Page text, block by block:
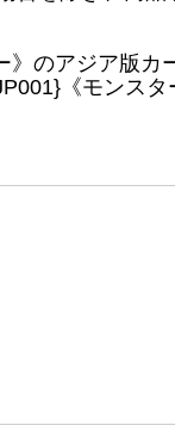
》のアジア版カ
《モンスタ